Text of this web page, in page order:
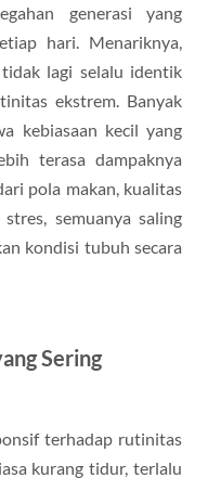
generasi yang
hari. Menariknya,
tidak lagi selalu identik
ekstrem. Banyak
kebiasaan kecil yang
terasa dampaknya
pola makan, kualitas
semuanya saling
kondisi tubuh secara
Sering
terhadap rutinitas
kurang tidur, terlalu